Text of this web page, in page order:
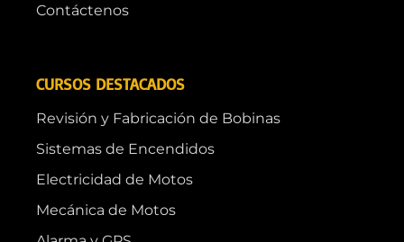
Contáctenos
CURSOS DESTACADOS
Revisión y Fabricación de Bobinas
Sistemas de Encendidos
Electricidad de Motos
Mecánica de Motos